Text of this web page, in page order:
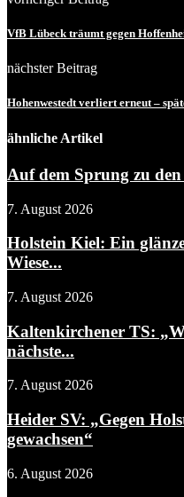
VfB Lübeck träumt gegen
nächster Beitrag
Hohenwestedt verliert erneut –
ähnliche Artikel
Auf dem Sprung zu
7. August 2026
Holstein Kiel: Ein
Wiese...
7. August 2026
Kaltenkirchener TS:
nächste...
7. August 2026
Heider SV: „Gegen
gewachsen“
6. August 2026